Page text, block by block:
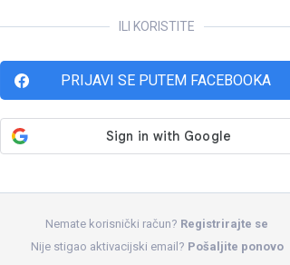
ILI KORISTITE
PRIJAVI SE PUTEM FACEBOOKA
Nemate korisnički račun? Registrirajte se
Nije stigao aktivacijski email? Pošaljite ponovo